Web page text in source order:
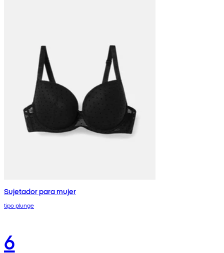
Sujetador para mujer
tipo plunge
6